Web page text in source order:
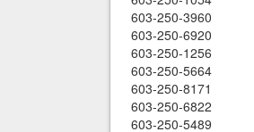
603-250-3960
603-250-6920
603-250-1256
603-250-5664
603-250-8171
603-250-6822
603-250-5489